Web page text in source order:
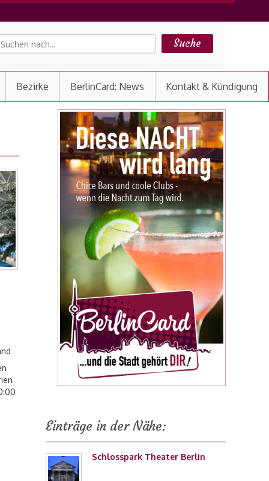
Bezirke BerlinCard: News Kontakt & Kündigung
Einträge in der Nähe:
Schlosspark Theater Berlin